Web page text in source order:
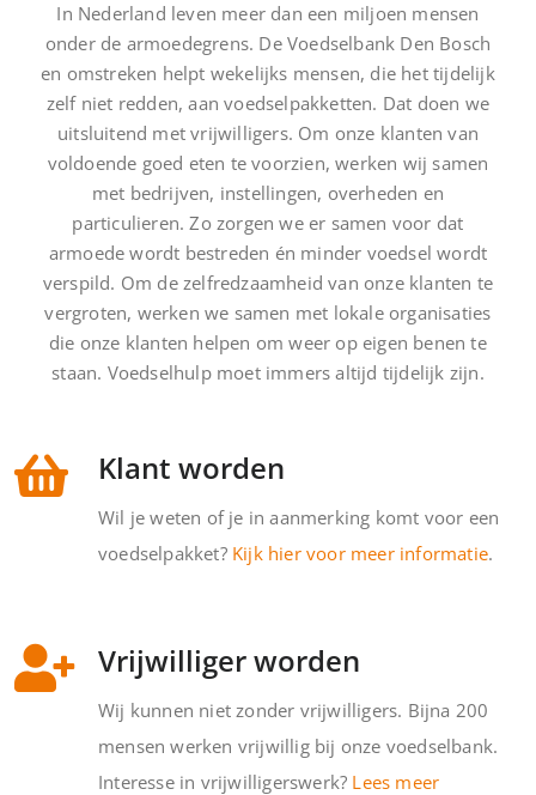
alleen rijden is? Niet bij ons. Je
komt op bijzondere locaties en
zorgt dat onze voedse
LEES MEER
In Nederland leven meer dan een miljoen mensen
onder de armoedegrens. De Voedselbank Den Bosch
en omstreken helpt wekelijks mensen, die het tijdelijk
zelf niet redden, aan voedselpakketten. Dat doen we
uitsluitend met vrijwilligers. Om onze klanten van
voldoende goed eten te voorzien, werken wij samen
met bedrijven, instellingen, overheden en
particulieren. Zo zorgen we er samen voor dat
armoede wordt bestreden én minder voedsel wordt
verspild. Om de zelfredzaamheid van onze klanten te
vergroten, werken we samen met lokale organisaties
die onze klanten helpen om weer op eigen benen te
staan. Voedselhulp moet immers altijd tijdelijk zijn.
Klant worden
Wil je weten of je in aanmerking komt voor een
voedselpakket? Kijk hier voor meer informatie.
Vrijwilliger worden
Wij kunnen niet zonder vrijwilligers. Bijna 200
mensen werken vrijwillig bij onze voedselbank.
Interesse in vrijwilligerswerk? Lees meer